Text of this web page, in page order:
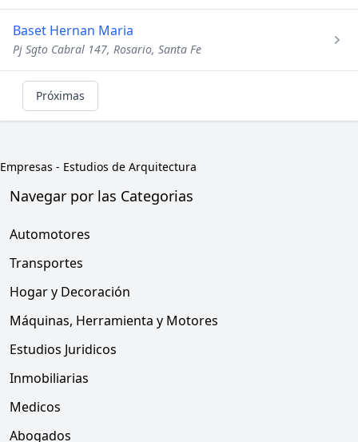
Baset Hernan Maria
Pj Sgto Cabral 147, Rosario, Santa Fe
Próximas
Empresas - Estudios de Arquitectura
Navegar por las Categorias
Automotores
Transportes
Hogar y Decoración
Máquinas, Herramienta y Motores
Estudios Juridicos
Inmobiliarias
Medicos
Abogados